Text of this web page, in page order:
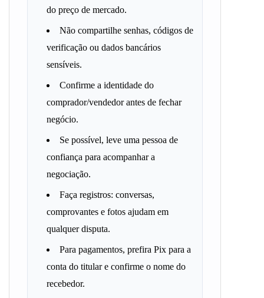
do preço de mercado.
Não compartilhe senhas, códigos de
verificação ou dados bancários
sensíveis.
Confirme a identidade do
comprador/vendedor antes de fechar
negócio.
Se possível, leve uma pessoa de
confiança para acompanhar a
negociação.
Faça registros: conversas,
comprovantes e fotos ajudam em
qualquer disputa.
Para pagamentos, prefira Pix para a
conta do titular e confirme o nome do
recebedor.